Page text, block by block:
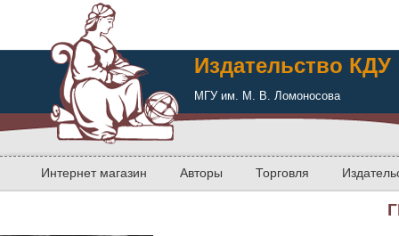
Издательство КДУ
МГУ им. М. В. Ломоносова
Интернет магазин Авторы Торговля